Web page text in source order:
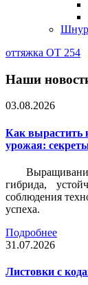
оттяжка ОТ 254
Наши
03.08.2026
Как вырастить
урожая:
гибрида,
соблюдения
успеха.
Подробнее
31.07.2026
Листовки c